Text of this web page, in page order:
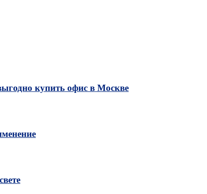
купить офис в Москве